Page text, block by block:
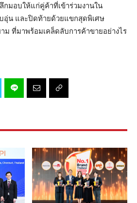
กมอบให้แก่คู่ค้าที่เข้าร่วมงานใน
อุ่น และปิดท้ายด้วยแขกสุดพิเศษ
ม ที่มาพร้อมเคล็ดลับการค้าขายอย่างไร